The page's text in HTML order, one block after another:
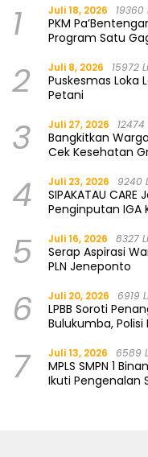
1 Juli 18, 2026 19360
PKM
Program Satu
2 Juli 8, 2026 15972
Puskesmas Loka
Petani
3 Juli 27, 2026
Bangkitkan
Cek Kesehatan
4 Juli 23, 2026 9240
SIPAKATAU
Penginputan IGA
5 Juli 16, 2026 8327
Serap Aspirasi
PLN Jeneponto
6 Juli 20, 2026 6919
LPBB Soroti
Bulukumba,
7 Juli 13, 2026 6589
MPLS SMPN 1
Ikuti Pengenalan